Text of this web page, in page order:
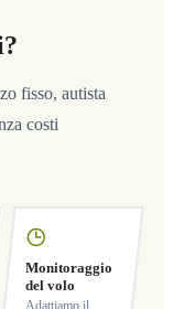
fisso, autista
costi
Monitoraggio
del volo
Adattiamo il